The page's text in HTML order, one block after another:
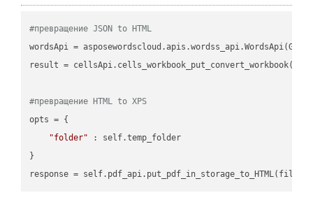
#превращение JSON to HTML
wordsApi =
result =
#превращение HTML to XPS
opts = {
"folder" : self.temp_folder
}